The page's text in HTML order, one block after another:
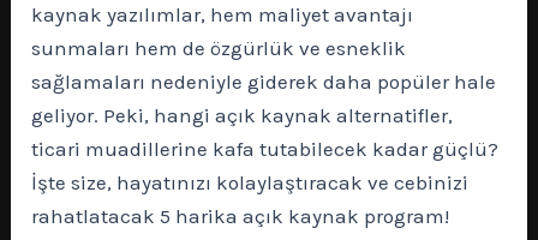
kaynak yazılımlar, hem maliyet avantajı
sunmaları hem de özgürlük ve esneklik
sağlamaları nedeniyle giderek daha popüler hale
geliyor. Peki, hangi açık kaynak alternatifler,
ticari muadillerine kafa tutabilecek kadar güçlü?
İşte size, hayatınızı kolaylaştıracak ve cebinizi
rahatlatacak 5 harika açık kaynak program!